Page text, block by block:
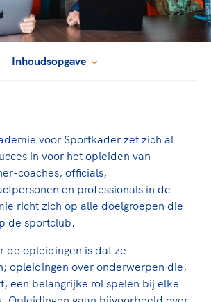
niet vanzelf
sport
en Regelgeving
trainingen
Kalender
LA28
Istanbul 2027
waarde topsport
Inhoudsopgave
voor Sportkader zet zich al
in voor het opleiden van
coaches, officials,
en professionals in de
richt zich op alle doelgroepen die
de sportclub.
de opleidingen is dat ze
opleidingen over onderwerpen die,
een belangrijke rol spelen bij elke